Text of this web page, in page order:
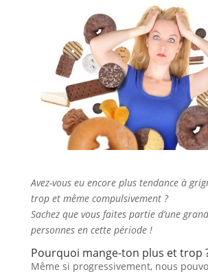
Avez-vous eu encore plus tendance à
trop et même compulsivement ?
Sachez que vous faites partie d’une
personnes en cette période !
Pourquoi mange-ton plus et trop
Même si progressivement, nous